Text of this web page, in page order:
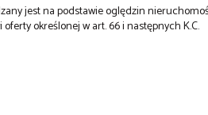
jest na podstawie oględzin
określonej w art. 66 i następnych K.C.